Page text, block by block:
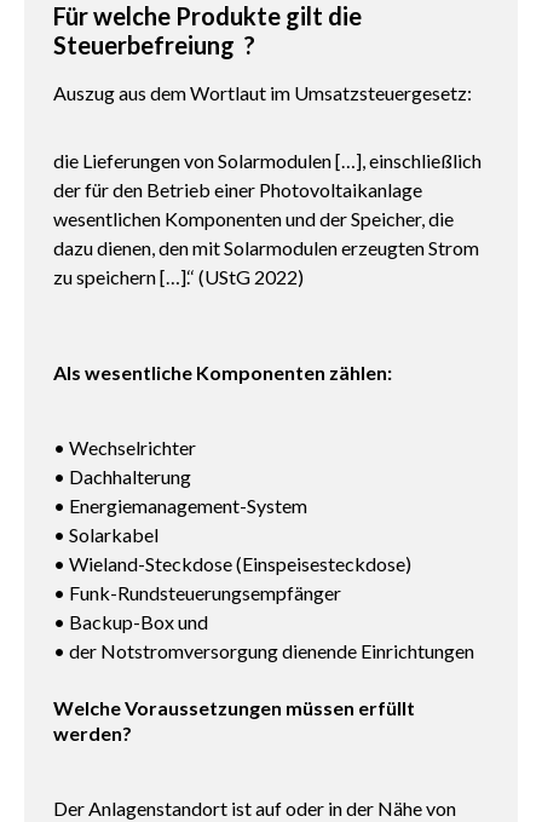
Für welche Produkte gilt die
Steuerbefreiung ?
Auszug aus dem Wortlaut im Umsatzsteuergesetz:
die Lieferungen von Solarmodulen […], einschließlich
der für den Betrieb einer Photovoltaikanlage
wesentlichen Komponenten und der Speicher, die
dazu dienen, den mit Solarmodulen erzeugten Strom
zu speichern […].‘‘ (UStG 2022)
Als wesentliche Komponenten zählen:
• Wechselrichter
• Dachhalterung
• Energiemanagement-System
• Solarkabel
• Wieland-Steckdose (Einspeisesteckdose)
• Funk-Rundsteuerungsempfänger
• Backup-Box und
• der Notstromversorgung dienende Einrichtungen
Welche Voraussetzungen müssen erfüllt
werden?
Der Anlagenstandort ist auf oder in der Nähe von